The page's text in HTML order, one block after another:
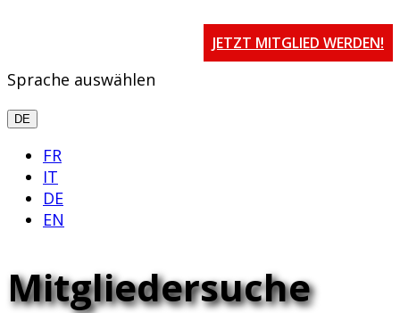
JETZT MITGLIED WERDEN!
Sprache auswählen
DE
FR
IT
DE
EN
Mitgliedersuche